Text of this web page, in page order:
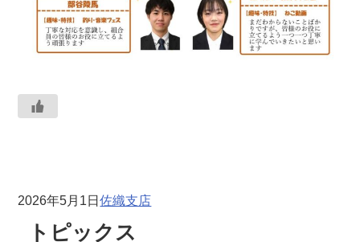
2026年5月1日佐織支店
トピックス